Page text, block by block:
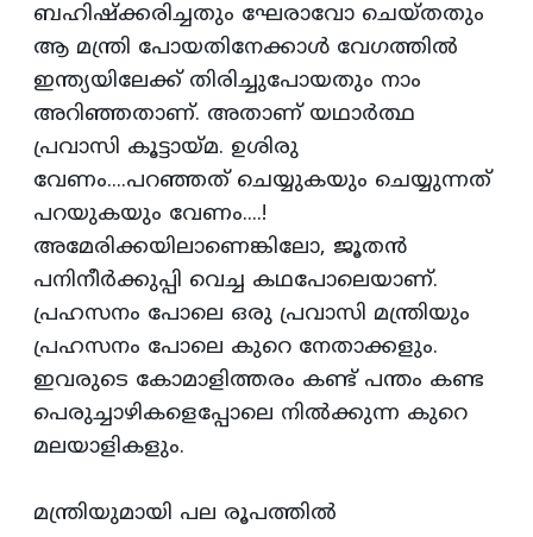
ബഹിഷ്‌ക്കരിച്ചതും ഘേരാവോ ചെയ്‌തതും
ആ മന്ത്രി പോയതിനേക്കാള്‍ വേഗത്തില്‍
ഇന്ത്യയിലേക്ക്‌ തിരിച്ചുപോയതും നാം
അറിഞ്ഞതാണ്‌. അതാണ്‌ യഥാര്‍ത്ഥ
പ്രവാസി കൂട്ടായ്‌മ. ഉശിരു
വേണം....പറഞ്ഞത്‌ ചെയ്യുകയും ചെയ്യുന്നത്‌
പറയുകയും വേണം....!
അമേരിക്കയിലാണെങ്കിലോ, ജൂതന്‍
പനിനീര്‍ക്കുപ്പി വെച്ച കഥപോലെയാണ്‌.
പ്രഹസനം പോലെ ഒരു പ്രവാസി മന്ത്രിയും
പ്രഹസനം പോലെ കുറെ നേതാക്കളും.
ഇവരുടെ കോമാളിത്തരം കണ്ട്‌ പന്തം കണ്ട
പെരുച്ചാഴികളെപ്പോലെ നില്‍ക്കുന്ന കുറെ
മലയാളികളും.
മന്ത്രിയുമായി പല രൂപത്തില്‍